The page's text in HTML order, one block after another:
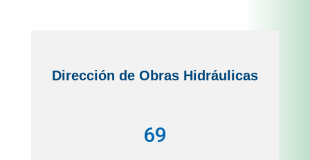
Dirección de Obras Hidráulicas
69